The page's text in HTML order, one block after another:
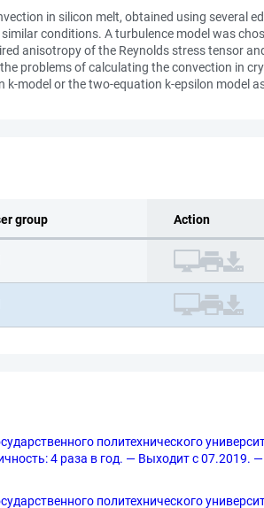
in silicon melt, obtained using several
conditions. A turbulence model was
anisotropy of the Reynolds stress tensor
problems of calculating the convection in
model or the two-equation k-epsilon model
group Action
политехнического
4 раза в год. — Выходит с 07.2019.
политехнического